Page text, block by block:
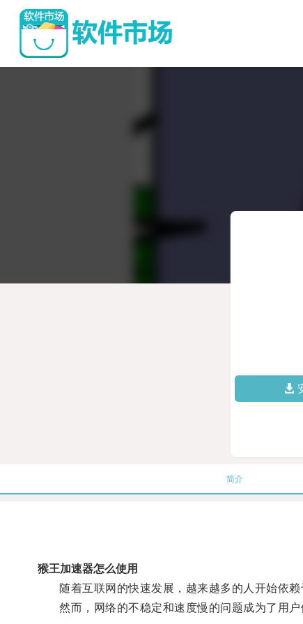
简介
猴王加速器怎么使用
随着互联网的快速发展，越来越多的人开始依赖
然而，网络的不稳定和速度慢的问题成为了用户